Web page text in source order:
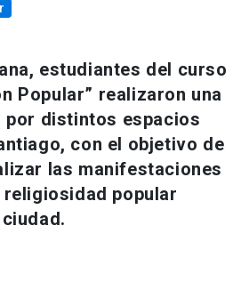
estudiantes del curso
Popular” realizaron una
por distintos espacios
con el objetivo de
las manifestaciones
popular